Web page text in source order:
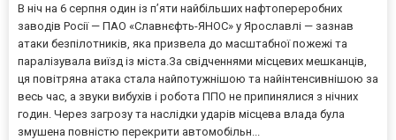
В ніч на 6 серпня один із п’яти найбільших нафтопереробних
заводів Росії — ПАО «Славнєфть-ЯНОС» у Ярославлі — зазнав
атаки безпілотників, яка призвела до масштабної пожежі та
паралізувала виїзд із міста.За свідченнями місцевих мешканців,
ця повітряна атака стала найпотужнішою та найінтенсивнішою за
весь час, а звуки вибухів і робота ППО не припинялися з нічних
годин. Через загрозу та наслідки ударів місцева влада була
змушена повністю перекрити автомобільн...